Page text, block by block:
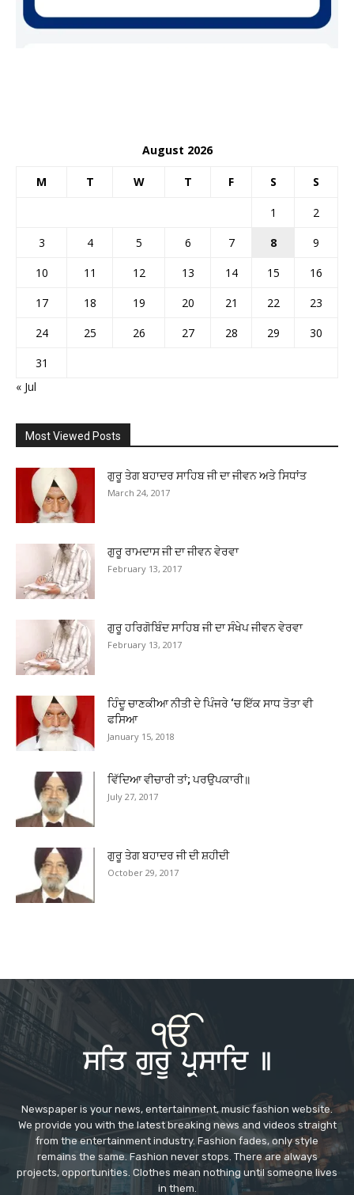
August 2026
M T W T F S S
1
2
3
4 5 6 7 8
9
10
11 12 13 14 15
16
17
18 19 20 21 22
23
24
25 26 27 28 29
30
31
« Jul
Most Viewed Posts
ਗੁਰੂ ਤੇਗ ਬਹਾਦਰ ਸਾਹਿਬ ਜੀ ਦਾ ਜੀਵਨ ਅਤੇ ਸਿਧਾਂਤ
March 24, 2017
ਗੁਰੂ ਰਾਮਦਾਸ ਜੀ ਦਾ ਜੀਵਨ ਵੇਰਵਾ
February 13, 2017
ਗੁਰੂ ਹਰਿਗੋਬਿੰਦ ਸਾਹਿਬ ਜੀ ਦਾ ਸੰਖੇਪ ਜੀਵਨ ਵੇਰਵਾ
February 13, 2017
ਹਿੰਦੂ ਚਾਣਕੀਆ ਨੀਤੀ ਦੇ ਪਿੰਜਰੇ ‘ਚ ਇੱਕ ਸਾਧ ਤੋਤਾ ਵੀ
ਫਸਿਆ
January 15, 2018
ਵਿੱਦਿਆ ਵੀਚਾਰੀ ਤਾਂ; ਪਰਉਪਕਾਰੀ॥
July 27, 2017
ਗੁਰੂ ਤੇਗ ਬਹਾਦਰ ਜੀ ਦੀ ਸ਼ਹੀਦੀ
October 29, 2017
Newspaper is your news, entertainment, music fashion website.
We provide you with the latest breaking news and videos straight
from the entertainment industry. Fashion fades, only style
remains the same. Fashion never stops. There are always
projects, opportunities. Clothes mean nothing until someone lives
in them.